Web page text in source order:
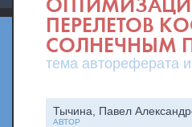
ПЕРЕЛЕТОВ
СОЛНЕЧНЫМ
тема автореферата
Тычина, Павел
АВТОР